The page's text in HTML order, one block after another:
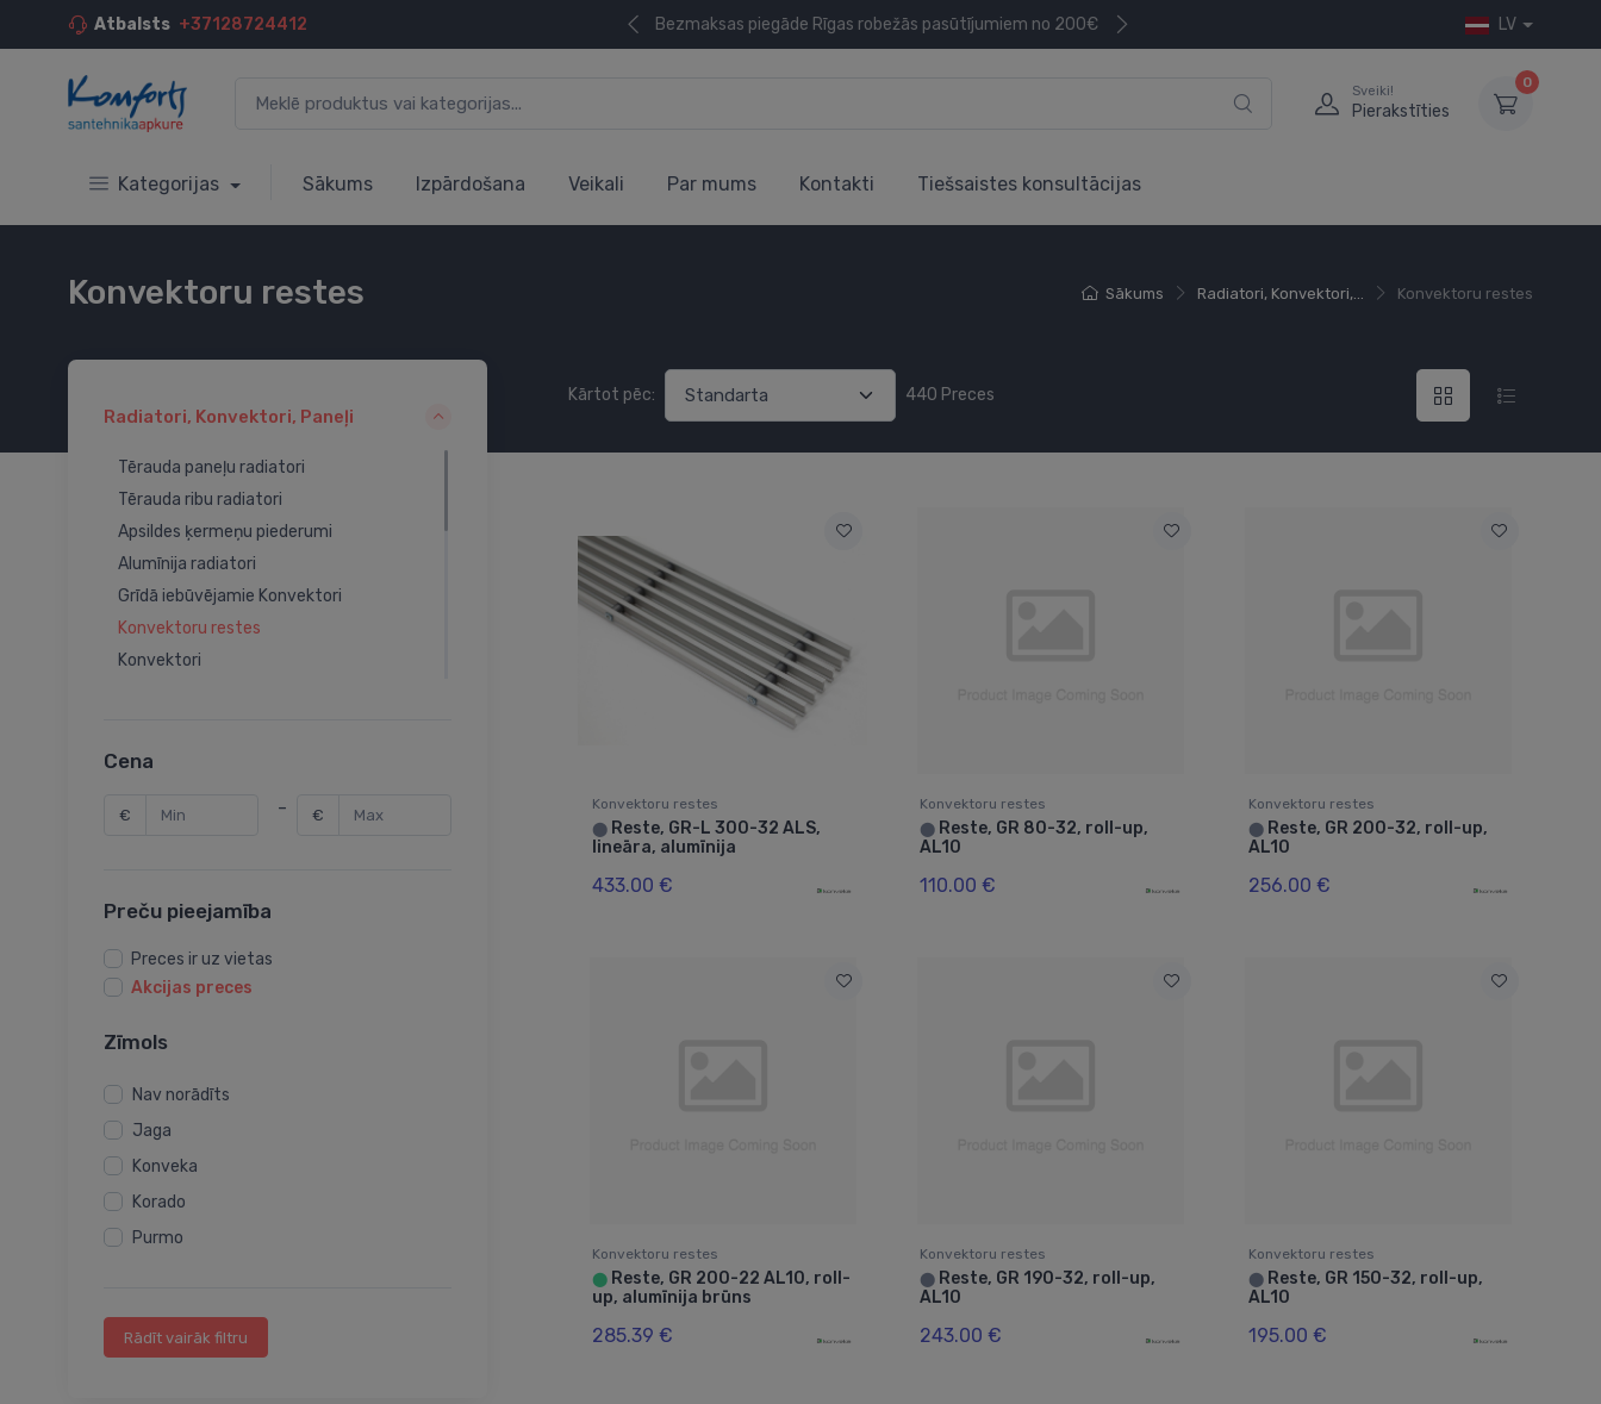
Atbalsts +37128724412 Bezmaksas piegāde Rīgas robežās pasūtījumiem no 200€ LV
Sveiki!
Pierakstīties
0
Kategorijas Sākums Izpārdošana Veikali Par mums Kontakti Tiešsaistes konsultācijas
Sākums Radiatori, Konvektori,... Konvektoru restes
Konvektoru restes
Radiatori, Konvektori, Paneļi
Tērauda paneļu radiatori
Tērauda ribu radiatori
Apsildes ķermeņu piederumi
Alumīnija radiatori
Grīdā iebūvējamie Konvektori
Konvektoru restes
Konvektori
Apsildes paneļi
Cena
€ - €
Preču pieejamība
Preces ir uz vietas
Akcijas preces
Zīmols
Nav norādīts
Jaga
Konveka
Korado
Purmo
Rādīt vairāk filtru
Kārtot pēc: 440 Preces
Konvektoru restes
⬤ Reste, GR-L 300-32 ALS,
lineāra, alumīnija
433.00 €
Konvektoru restes
⬤ Reste, GR 80-32, roll-up,
AL10
110.00 €
Konvektoru restes
⬤Reste, GR 200-32, roll-up,
AL10
256.00 €
Konvektoru restes
⬤ Reste, GR 200-22 AL10, roll-
up, alumīnija brūns
285.39 €
Konvektoru restes
⬤ Reste, GR 190-32, roll-up,
AL10
243.00 €
Konvektoru restes
⬤Reste, GR 150-32, roll-up,
AL10
195.00 €